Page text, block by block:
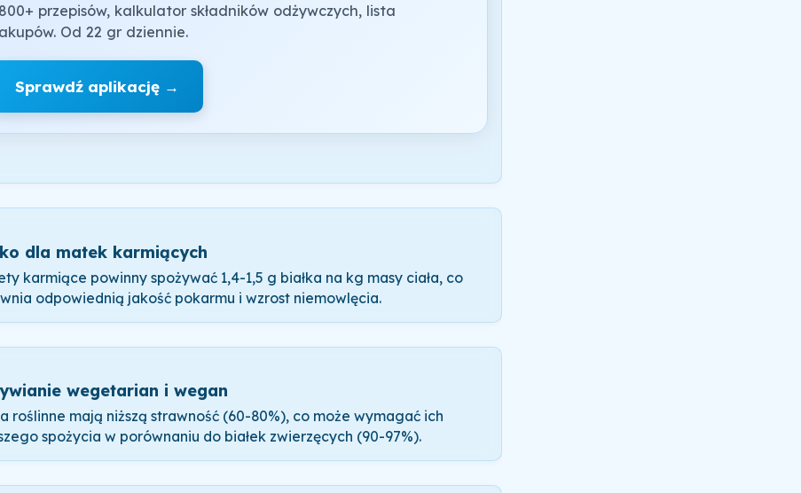
przepisów, kalkulator składników odżywczych, lista
Od 22 gr dziennie.
Sprawdź aplikację →
dla matek karmiących
karmiące powinny spożywać 1,4-1,5 g białka na kg masy ciała, co
odpowiednią jakość pokarmu i wzrost niemowlęcia.
wegetarian i wegan
roślinne mają niższą strawność (60-80%), co może wymagać ich
spożycia w porównaniu do białek zwierzęcych (90-97%).